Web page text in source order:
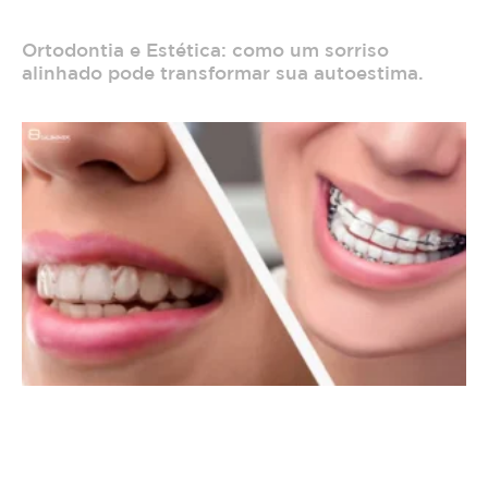
Ortodontia e Estética: como um sorriso
alinhado pode transformar sua autoestima.